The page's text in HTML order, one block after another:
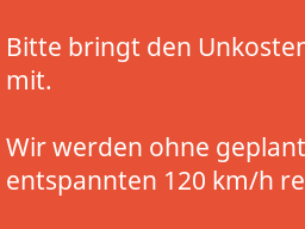
Bitte bringt den
mit.
Wir werden ohne
entspannten 120 km/h